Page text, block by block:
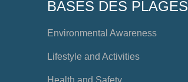
BASES DES PLAGES
Environmental Awareness
Lifestyle and Activities
Health and Safety